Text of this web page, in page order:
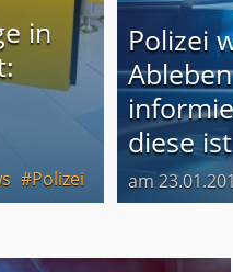
in
Polizei
Polizei
diese
am